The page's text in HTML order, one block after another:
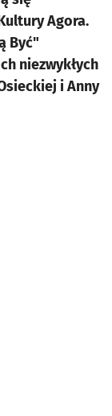
Agora.
Być"
niezwykłych
i Anny